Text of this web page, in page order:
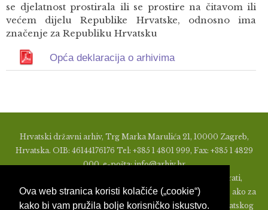
Ova web stranica koristi kolačiće („cookie“)
kako bi vam pružila bolje korisničko iskustvo.
se djelatnost prostirala ili se prostire na čitavom ili
većem dijelu Republike Hrvatske, odnosno ima
značenje za Republiku Hrvatsku
Opća deklaracija o arhivima
Hrvatski državni arhiv, Trg Marka Marulića 21, 10000 Zagreb,
Hrvatska. OIB: 46144176176 Tel: +385 1 4801 999, Fax: +385 1 4829
000, e-pošta: info@arhiv.hr
Zabranjeno je u bilo kojem obliku objavljivati, distribuirati,
mijenjati ili na ikoji način koristiti materijale s ovih stranica, ako za
to nije prethodno izdato pismeno odobrenje od strane Hrvatskog